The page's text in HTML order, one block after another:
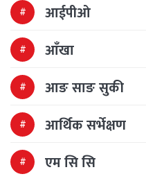
आईपीओ
आँखा
आङ साङ सुकी
आर्थिक सर्भेक्षण
एम सि सि